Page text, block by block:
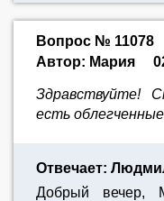
Вопрос № 11078
Автор: Мария
Здравствуйте!
есть
Отвечает:
Добрый вечер,